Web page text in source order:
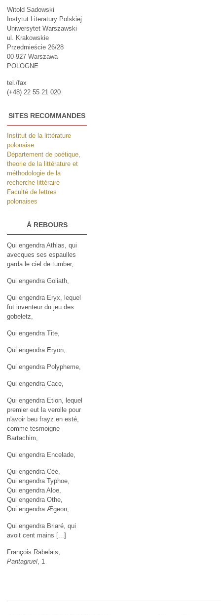
Witold Sadowski
Instytut Literatury Polskiej
Uniwersytet Warszawski
ul. Krakowskie
Przedmieście 26/28
00-927 Warszawa
POLOGNE
tel./fax
(+48) 22 55 21 020
SITES RECOMMANDES
Institut de la littérature
polonaise
Département de poétique,
theorie de la littérature et
méthodologie de la
recherche littéraire
Faculté de lettres
polonaises
À REBOURS
Qui engendra Athlas, qui
avecques ses espaulles
garda le ciel de tumber,
Qui engendra Goliath,
Qui engendra Eryx, lequel
fut inventeur du jeu des
gobeletz,
Qui engendra Tite,
Qui engendra Eryon,
Qui engendra Polypheme,
Qui engendra Cace,
Qui engendra Etion, lequel
premier eut la verolle pour
n'avoir beu frayz en esté,
comme tesmoigne
Bartachim,
Qui engendra Encelade,
Qui engendra Cée,
Qui engendra Typhoe,
Qui engendra Aloe,
Qui engendra Othe,
Qui engendra Ægeon,
Qui engendra Briaré, qui
avoit cent mains [...]
François Rabelais,
Pantagruel , 1